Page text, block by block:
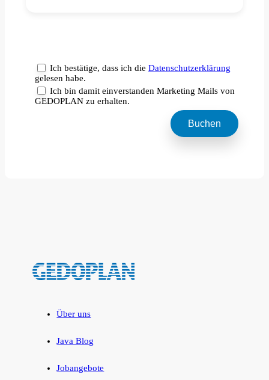
Ich bestätige, dass ich die Datenschutzerklärung
gelesen habe.
Ich bin damit einverstanden Marketing Mails von
GEDOPLAN zu erhalten.
Über uns
Java Blog
Jobangebote